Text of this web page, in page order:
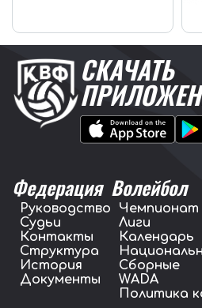
СКАЧАТЬ
Федерация
Руководство
Судьи
Контакты
Структура
История
Документы
Волейбол
Чемпионат
Лиги
Календарь
Сборные
WADA
Политика